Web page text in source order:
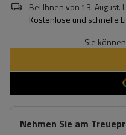
Bei Ihnen von 13. August.
Kostenlose und schnelle
Sie
Nehmen Sie am